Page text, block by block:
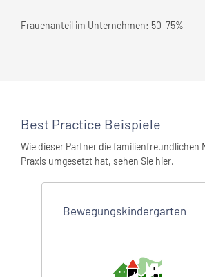
Frauenanteil im Unternehmen: 50-75%
Best Practice Beispiele
Wie dieser Partner die familienfreundlichen
Praxis umgesetzt hat, sehen Sie hier.
Bewegungskindergarten